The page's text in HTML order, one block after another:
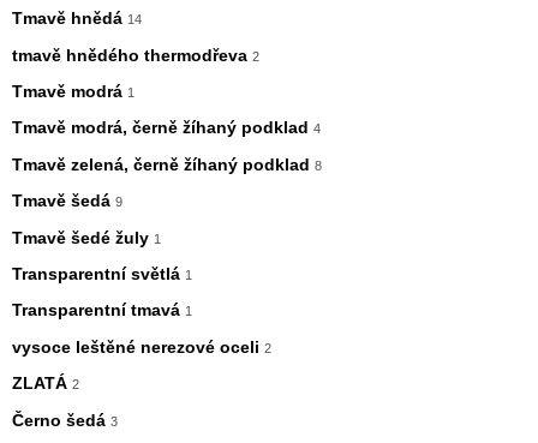
Tmavě hnědá 14
tmavě hnědého thermodřeva 2
Tmavě modrá 1
Tmavě modrá, černě žíhaný podklad 4
Tmavě zelená, černě žíhaný podklad 8
Tmavě šedá 9
Tmavě šedé žuly 1
Transparentní světlá 1
Transparentní tmavá 1
vysoce leštěné nerezové oceli 2
ZLATÁ 2
Černo šedá 3